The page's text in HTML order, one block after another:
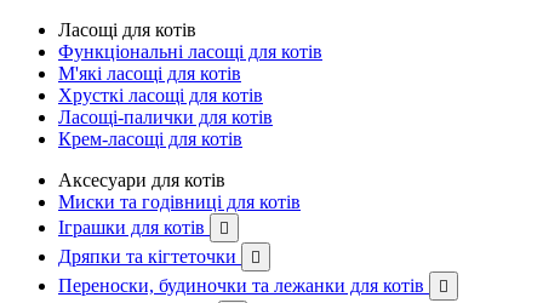
Ласощі для котів
Функціональні ласощі для котів
М'які ласощі для котів
Хрусткі ласощі для котів
Ласощі-палички для котів
Крем-ласощі для котів
Аксесуари для котів
Миски та годівниці для котів
Іграшки для котів

Дряпки та кігтеточки 
Переноски, будиночки та лежанки для котів 